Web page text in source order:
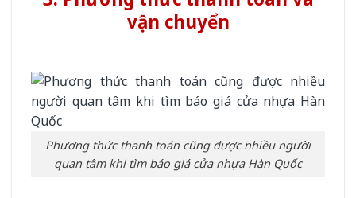
vận chuyển
Phương thức thanh toán cũng được nhiều người
quan tâm khi tìm báo giá cửa nhựa Hàn Quốc